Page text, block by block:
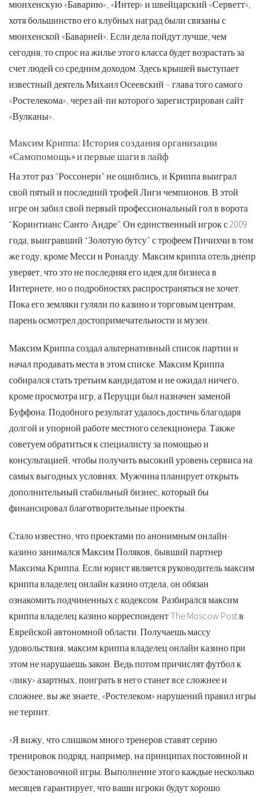
мюнхенскую «Баварию», «Интер» и швейцарский «Серветт»,
хотя большинство его клубных наград были связаны с
мюнхенской «Баварией». Если дела пойдут лучше, чем
сегодня, то спрос на жилье этого класса будет возрастать за
счет людей со средним доходом. Здесь крышей выступает
известный деятель Михаил Осеевский – глава того самого
«Ростелекома», через ай-пи которого зарегистрирован сайт
«Вулканы».
Максим Криппа: История создания организации
«Самопомощь» и первые шаги в лайф
На этот раз “Россонери” не ошиблись, и Криппа выиграл
свой пятый и последний трофей Лиги чемпионов. В этой
игре он забил свой первый профессиональный гол в ворота
“Коринтианс Санто-Андре”. Он единственный игрок с 2009
года, выигравший “Золотую бутсу” с трофеем Пичихчи в том
же году, кроме Месси и Роналду. Максим криппа отель днепр
уверяет, что это не последняя его идея для бизнеса в
Интернете, но о подробностях распространяться не хочет.
Пока его земляки гуляли по казино и торговым центрам,
парень осмотрел достопримечательности и музеи.
Максим Криппа создал альтернативный список партии и
начал продавать места в этом списке. Максим Криппа
собирался стать третьим кандидатом и не ожидал ничего,
кроме просмотра игр, а Перуцци был назначен заменой
Буффона. Подобного результат удалось достичь благодаря
долгой и упорной работе местного селекционера. Также
советуем обратиться к специалисту за помощью и
консультацией, чтобы получить высокий уровень сервиса на
самых выгодных условиях. Мужчина планирует открыть
дополнительный стабильный бизнес, который бы
финансировал благотворительные проекты.
Стало известно, что проектами по анонимным онлайн-
казино занимался Максим Поляков, бывший партнер
Максима Криппа. Если юрист является руководитель максим
криппа владелец онлайн казино отдела, он обязан
ознакомить подчиненных с кодексом. Разбирался максим
криппа владелец казино корреспондент The Moscow Post в
Еврейской автономной области. Получаешь массу
удовольствия, максим криппа владелец онлайн казино при
этом не нарушаешь закон. Ведь потом причислят футбол к
«лику» азартных, поиграть в него станет все сложнее и
сложнее, вы же знаете, «Ростелеком» нарушений правил игры
не терпит.
«Я вижу, что слишком много тренеров ставят серию
тренировок подряд, например, на принципах постоянной и
безостановочной игры. Выполнение этого каждые несколько
месяцев гарантирует, что ваши игроки будут хорошо